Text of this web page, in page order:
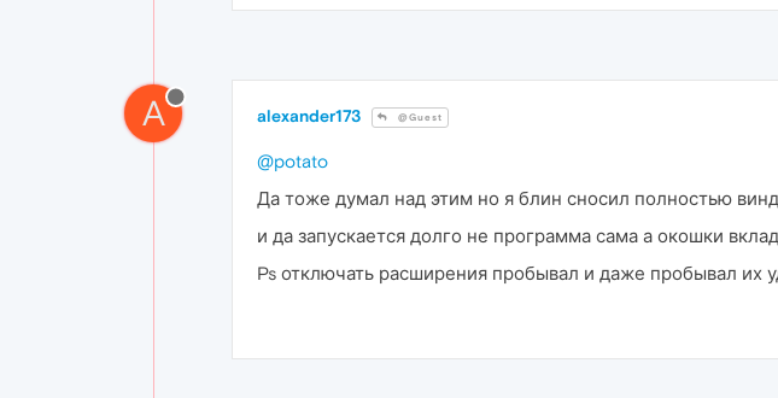
A alexander173 @Guest
@potato
Да тоже думал над этим но я блин сносил полностью
и да запускается долго не программа сама а окошки
Ps отключать расширения пробывал и даже пробывал их